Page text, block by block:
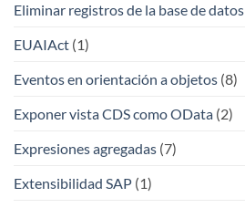
Eliminar registros de la base de datos
EUAIAct (1)
Eventos en orientación a objetos (8)
Exponer vista CDS como OData (2)
Expresiones agregadas (7)
Extensibilidad SAP (1)